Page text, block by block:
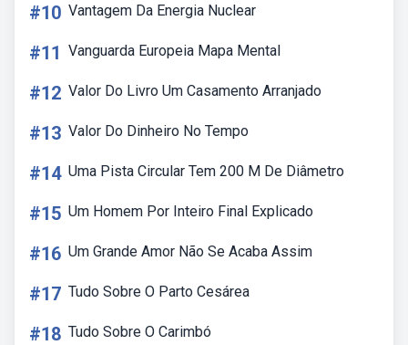
#10 Vantagem Da Energia Nuclear
#11 Vanguarda Europeia Mapa Mental
#12 Valor Do Livro Um Casamento Arranjado
#13 Valor Do Dinheiro No Tempo
#14 Uma Pista Circular Tem 200 M De Diâmetro
#15 Um Homem Por Inteiro Final Explicado
#16 Um Grande Amor Não Se Acaba Assim
#17 Tudo Sobre O Parto Cesárea
#18 Tudo Sobre O Carimbó